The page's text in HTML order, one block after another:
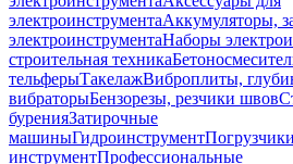
электроинструментаАккумуляторы,
электроинструментаНаборы
строительная техника
тельферыТакелажВиброплиты,
вибраторыБензорезы, резчики швов
буренияЗатирочные
машиныГидроинструментПогрузчики
инструментПрофессиональные